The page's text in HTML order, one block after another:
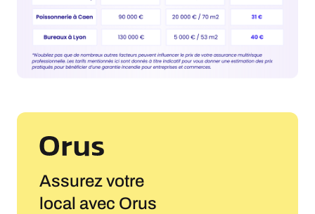
Assurez votre
local avec Orus